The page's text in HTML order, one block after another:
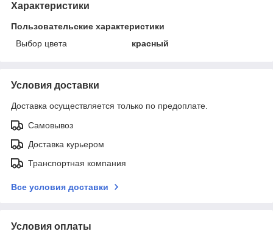
Характеристики
Пользовательские характеристики
Выбор цвета
красный
Условия доставки
Доставка осуществляется только по предоплате.
Самовывоз
Доставка курьером
Транспортная компания
Все условия доставки
Условия оплаты